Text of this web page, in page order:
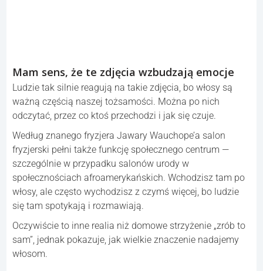
Mam sens, że te zdjęcia wzbudzają emocje
Ludzie tak silnie reagują na takie zdjęcia, bo włosy są
ważną częścią naszej tożsamości. Można po nich
odczytać, przez co ktoś przechodzi i jak się czuje.
Według znanego fryzjera Jawary Wauchope’a salon
fryzjerski pełni także funkcję społecznego centrum —
szczególnie w przypadku salonów urody w
społecznościach afroamerykańskich. Wchodzisz tam po
włosy, ale często wychodzisz z czymś więcej, bo ludzie
się tam spotykają i rozmawiają.
Oczywiście to inne realia niż domowe strzyżenie „zrób to
sam”, jednak pokazuje, jak wielkie znaczenie nadajemy
włosom.